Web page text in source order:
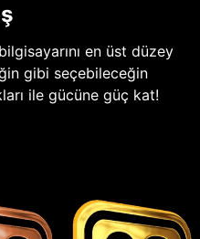
en üst düzey
gibi seçebileceğin
ile gücüne güç kat!